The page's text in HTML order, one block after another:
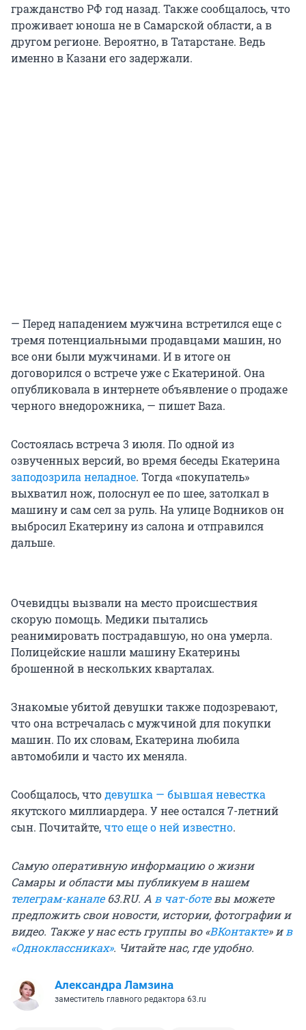
гражданство РФ год назад. Также сообщалось, что
проживает юноша не в Самарской области, а в
другом регионе. Вероятно, в Татарстане. Ведь
именно в Казани его задержали.
— Перед нападением мужчина встретился еще с
тремя потенциальными продавцами машин, но
все они были мужчинами. И в итоге он
договорился о встрече уже с Екатериной. Она
опубликовала в интернете объявление о продаже
черного внедорожника, — пишет Baza.
Состоялась встреча 3 июля. По одной из
озвученных версий, во время беседы Екатерина
заподозрила неладное. Тогда «покупатель»
выхватил нож, полоснул ее по шее, затолкал в
машину и сам сел за руль. На улице Водников он
выбросил Екатерину из салона и отправился
дальше.
Очевидцы вызвали на место происшествия
скорую помощь. Медики пытались
реанимировать пострадавшую, но она умерла.
Полицейские нашли машину Екатерины
брошенной в нескольких кварталах.
Знакомые убитой девушки также подозревают,
что она встречалась с мужчиной для покупки
машин. По их словам, Екатерина любила
автомобили и часто их меняла.
Сообщалось, чтодевушка — бывшая невестка
якутского миллиардера. У нее остался 7-летний
сын. Почитайте,что еще о ней известно.
Самую оперативную информацию о жизни
Самары и области мы публикуем в нашем
телеграм-канале63.RU. А в чат-ботевы можете
предложить свои новости, истории, фотографии и
видео. Также у нас есть группы во «ВКонтакте»и в
«Одноклассниках». Читайте нас, где удобно.
Александра Ламзина
заместитель главного редактора 63.ru